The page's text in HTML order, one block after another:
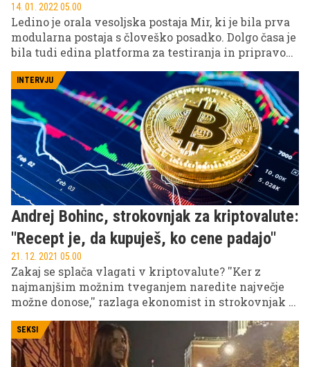
14. 01. 2022 05.00
Ledino je orala vesoljska postaja Mir, ki je bila prva
modularna postaja s človeško posadko. Dolgo časa je
bila tudi edina platforma za testiranja in pripravo
ki so jih astronavti pridobili, so pripomogla k
izboljšanju Mednarodne vesoljske postaje (ISS), ki
velja za najbolj kompleksen in največji tehnološki
dosežek v zgodovini človeštva. Laboratorij 400
kilometrov nad nami je do zdaj pogotnil že pribl. 150
milijard evrov.
INTERVJU
Andrej Bohinc, strokovnjak za kriptovalute:
''Recept je, da kupuješ, ko cene padajo''
21. 12. 2021 05.00
Zakaj se splača vlagati v kriptovalute? ''Ker z
najmanjšim možnim tveganjem naredite največje
možne donose,'' razlaga ekonomist in strokovnjak s
na začetku najboljša investicija investicija v znanje.
Trg kriptovalut je namreč kompleksen. ''Večina
ljudi dela stave – kocka z denarjem,'' ugotavlja
SEKSI